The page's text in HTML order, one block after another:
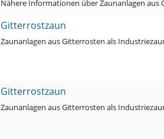
Nähere Informationen über Zaunanlagen
Gitterrostzaun
Zaunanlagen aus Gitterrosten als
Gitterrostzaun
Zaunanlagen aus Gitterrosten als